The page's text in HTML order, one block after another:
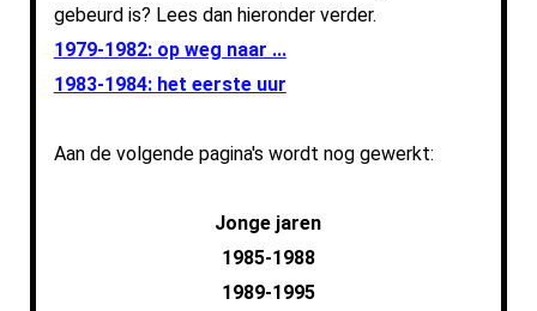
gebeurd is? Lees dan hieronder verder.
1979-1982: op weg naar ...
1983-1984: het eerste uur
Aan de volgende pagina's wordt nog gewerkt:
Jonge jaren
1985-1988
1989-1995